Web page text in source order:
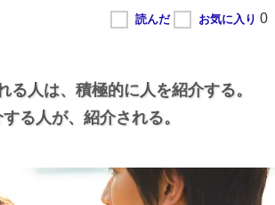
る人は、 積極的に人を紹介する。
る人が、 紹介される。